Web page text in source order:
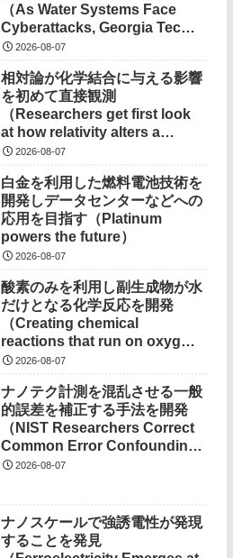
（As Water Systems Face
Cyberattacks, Georgia Tech
Research Points to
2026-08-07
相対論が化学結合に与える影響
を初めて直接観測
（Researchers get first look
at how relativity alters a
chemical bond）
2026-08-07
白金を利用した燃料電池技術を
開発しデータセンターなどへの
応用を目指す（Platinum
powers the future）
2026-08-07
酸素のみを利用し副生成物が水
だけとなる化学反応を開発
（Creating chemical
reactions that run on oxygen,
produce only water as
2026-08-07
ナノテク計測を混乱させる一般
的誤差を補正する手法を開発
（NIST Researchers Correct
Common Error Confounding
Nanotech Measurements）
2026-08-07
ナノスケールで強誘電性が発現
することを発見